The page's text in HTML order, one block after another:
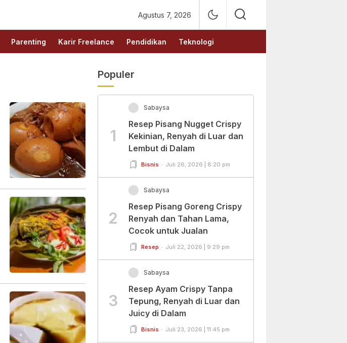
Agustus 7, 2026
Parenting Karir Freelance Pendidikan Teknologi
Populer
1
Sabaysa
Resep Pisang Nugget Crispy
Kekinian, Renyah di Luar dan
Lembut di Dalam
Bisnis Juli 26, 2026 | 8:20 pm
2
Sabaysa
Resep Pisang Goreng Crispy
Renyah dan Tahan Lama,
Cocok untuk Jualan
Resep Juli 22, 2026 | 9:29 pm
3
Sabaysa
Resep Ayam Crispy Tanpa
Tepung, Renyah di Luar dan
Juicy di Dalam
Bisnis Juli 23, 2026 | 11:45 pm